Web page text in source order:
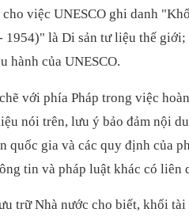
cho việc UNESCO ghi danh
1954)" là Di sản tư liệu thế
hành của UNESCO.
với phía Pháp trong việc
nói trên, lưu ý bảo đảm nội
quốc gia và các quy định của
tin và pháp luật khác có liên
trữ Nhà nước cho biết, khối